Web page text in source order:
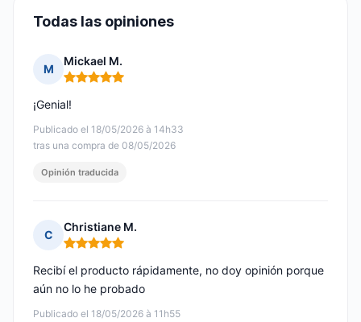
Todas las opiniones
M
Mickael M.
Nota: 5 de 5
Publicado el 18/05/2026 à 14h33
tras una compra de 08/05/2026
¡Genial!
Opinión traducida
C
Christiane M.
Nota: 5 de 5
Publicado el 18/05/2026 à 11h55
Recibí el producto rápidamente, no doy opinión porque
aún no lo he probado